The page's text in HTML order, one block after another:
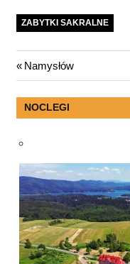
ZABYTKI SAKRALNE
Nawigacja
wpisu
Previous
Post:
Namysłów
NOCLEGI